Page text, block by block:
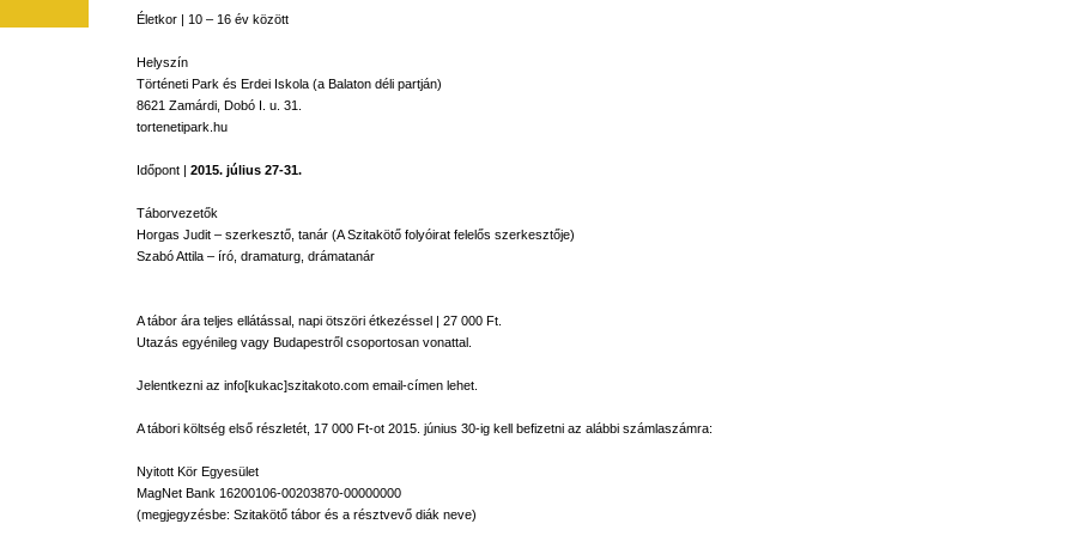
Életkor | 10 – 16 év között
Helyszín
Történeti Park és Erdei Iskola (a Balaton déli partján)
8621 Zamárdi Dobó I. u. 31.
tortenetipark.hu
Időpont | 2015. július 27-31.
Táborvezetők
Horgas Judit – szerkesztő tanár (ASzitakötő folyóirat felelős szerkesztője)
SzabóAttila – író dramaturg drámatanár
Atábor ára teljes ellátással napi ötszöri étkezéssel | 27 000 Ft.
Utazás egyénileg vagy Budapestről csoportosan vonattal
Jelentkezni az info[kukac]szitakoto.com email-címen lehet
Atábori költség első részletét , 17 000 Ft-ot 2015. június 30-ig kell befizetni az alábbi számlaszámra:
Nyitott Kör Egyesület
MagNet Bank 16200106-00203870-00000000
(megjegyzésbe: Szitakötő tábor és a résztvevő diák neve)